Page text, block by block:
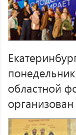
областной